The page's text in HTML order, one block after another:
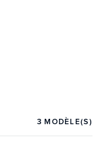
3 MODÈLE(S)